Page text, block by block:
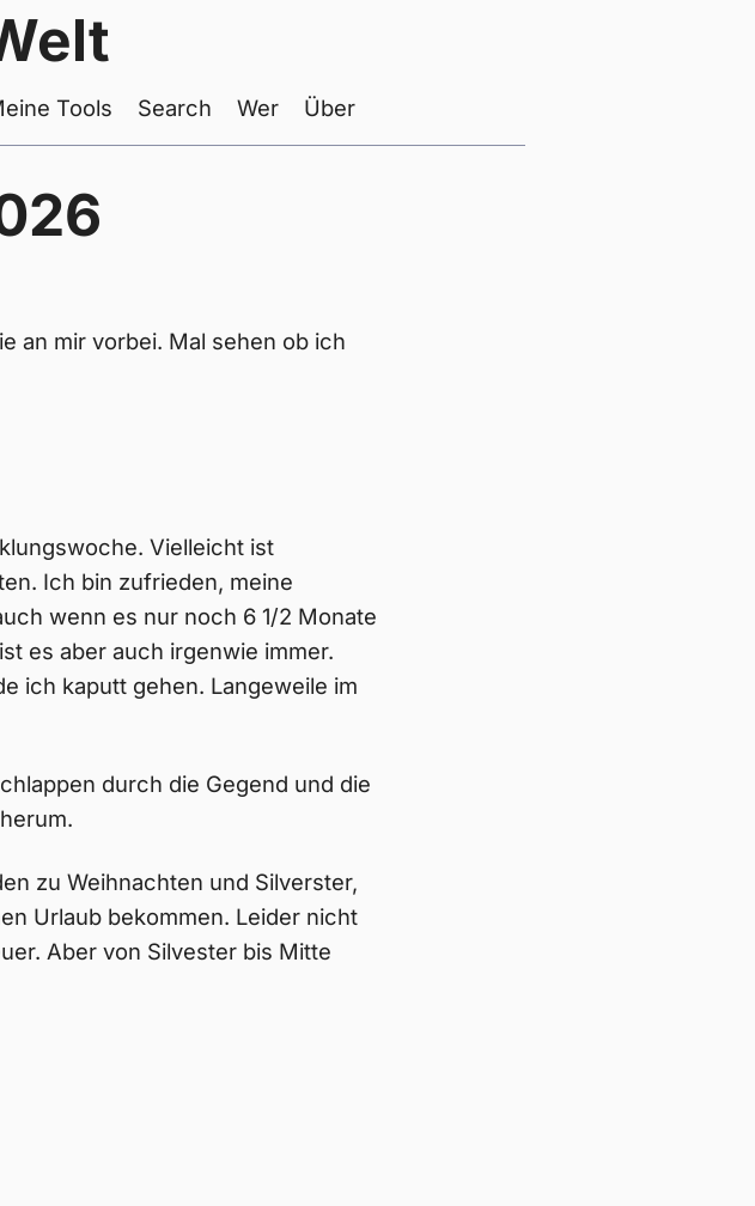
Tools Search Wer Über
an mir vorbei. Mal sehen ob ich
Vielleicht ist
Ich bin zufrieden, meine
wenn es nur noch 6 1/2 Monate
es aber auch irgenwie immer.
ich kaputt gehen. Langeweile im
durch die Gegend und die
zu Weihnachten und Silverster,
Urlaub bekommen. Leider nicht
Aber von Silvester bis Mitte